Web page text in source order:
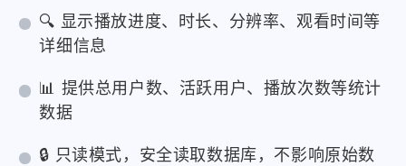
🔍 显示播放进度、时长、分辨率、观看时间等
详细信息
📊 提供总用户数、活跃用户、播放次数等统计
数据
🔒 只读模式，安全读取数据库，不影响原始数